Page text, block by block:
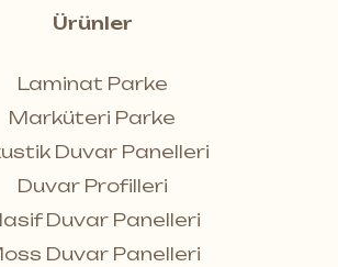
Ürünler
Laminat Parke
Marküteri Parke
Duvar Panelleri
Duvar Profilleri
Duvar Panelleri
Duvar Panelleri